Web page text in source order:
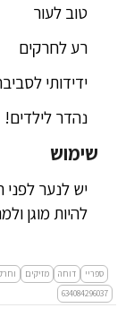
טוב לעור
רע לחרקים
ידידותי
נהדר לילדים!
שימוש
יש לנער לפני
להיות מוגן
ספריי דוחה מזיקים
634084296037